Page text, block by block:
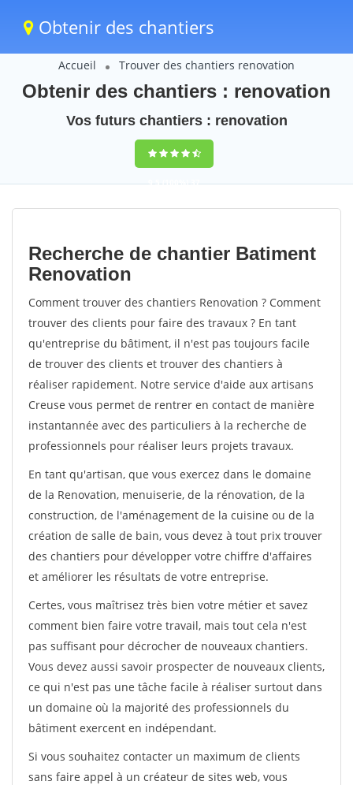
Obtenir des chantiers
Accueil Trouver des chantiers renovation
Obtenir des chantiers : renovation
Vos futurs chantiers : renovation
9,5(100%)37
votes
Recherche de chantier Batiment
Renovation
Comment trouver des chantiers Renovation ? Comment
trouver des clients pour faire des travaux ? En tant
qu'entreprise du bâtiment, il n'est pas toujours facile
de trouver des clients et trouver des chantiers à
réaliser rapidement. Notre service d'aide aux artisans
Creuse vous permet de rentrer en contact de manière
instantannée avec des particuliers à la recherche de
professionnels pour réaliser leurs projets travaux.
En tant qu'artisan, que vous exercez dans le domaine
de la Renovation, menuiserie, de la rénovation, de la
construction, de l'aménagement de la cuisine ou de la
création de salle de bain, vous devez à tout prix trouver
des chantiers pour développer votre chiffre d'affaires
et améliorer les résultats de votre entreprise.
Certes, vous maîtrisez très bien votre métier et savez
comment bien faire votre travail, mais tout cela n'est
pas suffisant pour décrocher de nouveaux chantiers.
Vous devez aussi savoir prospecter de nouveaux clients,
ce qui n'est pas une tâche facile à réaliser surtout dans
un domaine où la majorité des professionnels du
bâtiment exercent en indépendant.
Si vous souhaitez contacter un maximum de clients
sans faire appel à un créateur de sites web, vous